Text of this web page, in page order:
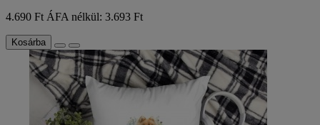
4.690 FtÁFA nélkül: 3.693 Ft
Kosárba